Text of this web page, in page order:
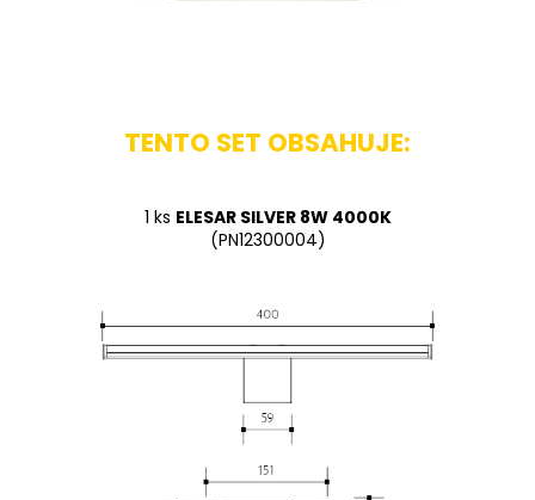
TENTO SET OBSAHUJE:
1 ks ELESAR SILVER 8W 4000K
(PN12300004)